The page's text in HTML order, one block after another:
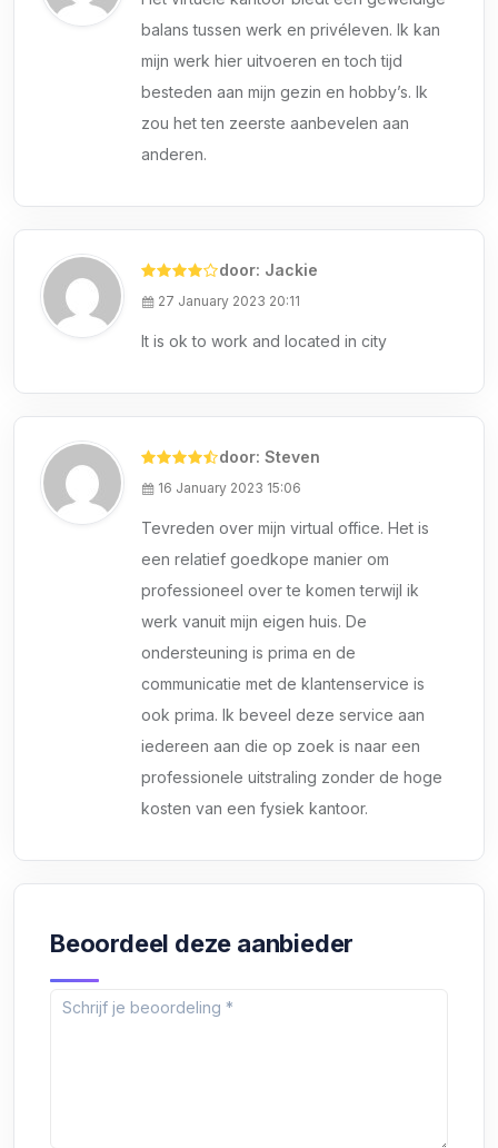
balans tussen werk en privéleven. Ik kan
mijn werk hier uitvoeren en toch tijd
besteden aan mijn gezin en hobby’s. Ik
zou het ten zeerste aanbevelen aan
anderen.
door: Jackie
27 January 2023 20:11
It is ok to work and located in city
door: Steven
16 January 2023 15:06
Tevreden over mijn virtual office. Het is
een relatief goedkope manier om
professioneel over te komen terwijl ik
werk vanuit mijn eigen huis. De
ondersteuning is prima en de
communicatie met de klantenservice is
ook prima. Ik beveel deze service aan
iedereen aan die op zoek is naar een
professionele uitstraling zonder de hoge
kosten van een fysiek kantoor.
Beoordeel deze aanbieder